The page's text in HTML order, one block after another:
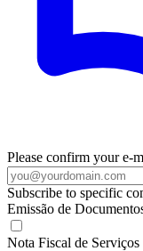
Please confirm your e-
Subscribe to specific
Emissão de
Nota Fiscal de